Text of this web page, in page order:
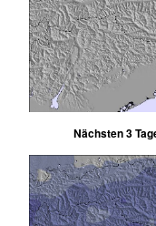
Nächsten 3